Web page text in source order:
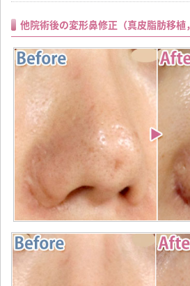
他院術後の変形鼻修正（真皮脂肪移植